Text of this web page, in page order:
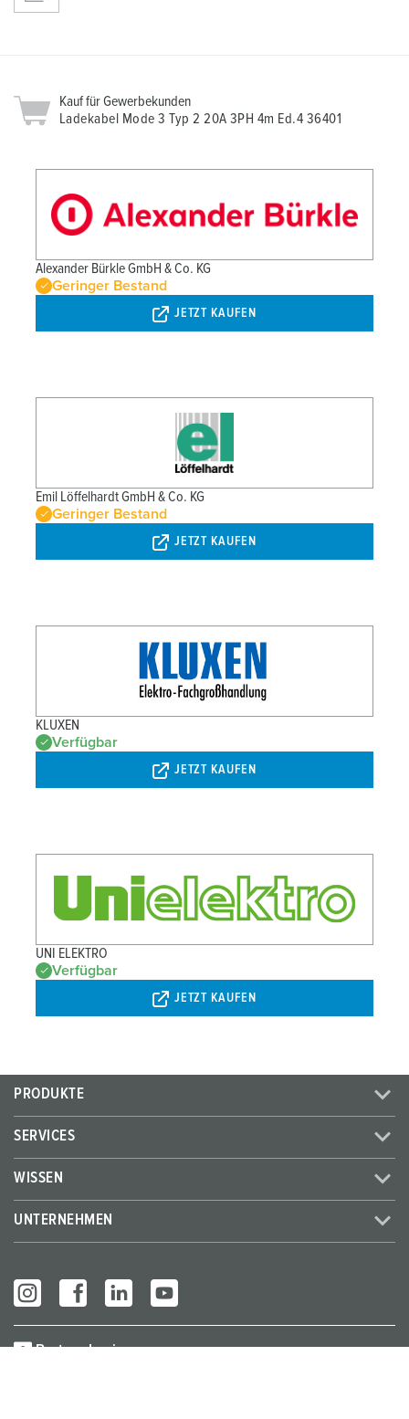
Kauf für Gewerbekunden
Ladekabel Mode 3 Typ 2 20A 3PH 4m Ed.4 36401
Alexander Bürkle GmbH & Co. KG
Geringer Bestand
JETZT KAUFEN
Emil Löffelhardt GmbH & Co. KG
Geringer Bestand
JETZT KAUFEN
KLUXEN
Verfügbar
JETZT KAUFEN
UNI ELEKTRO
Verfügbar
JETZT KAUFEN
PRODUKTE
SERVICES
WISSEN
UNTERNEHMEN
Partner Login